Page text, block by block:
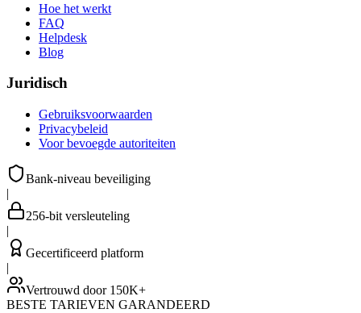
Hoe het werkt
FAQ
Helpdesk
Blog
Juridisch
Gebruiksvoorwaarden
Privacybeleid
Voor bevoegde autoriteiten
Bank-niveau beveiliging
|
256-bit versleuteling
|
Gecertificeerd platform
|
Vertrouwd door 150K+
BESTE TARIEVEN GARANDEERD